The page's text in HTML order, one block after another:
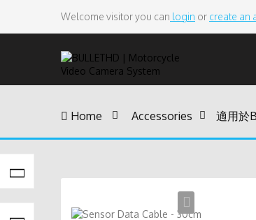
Welcome visitor you can login or create an
Home > Accessories > 適用於